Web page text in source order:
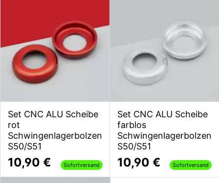
Set CNC ALU Scheibe
rot
Schwingenlagerbolzen
S50/S51
10,90 € Sofortversand
Set CNC ALU Scheibe
farblos
Schwingenlagerbolzen
S50/S51
10,90 € Sofortversand